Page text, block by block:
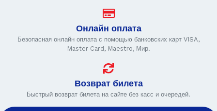
Онлайн оплата
Безопасная онлайн оплата с помощью банковских карт VISA,
Master Card, Maestro, Мир.
Возврат билета
Быстрый возврат билета на сайте без касс и очередей.